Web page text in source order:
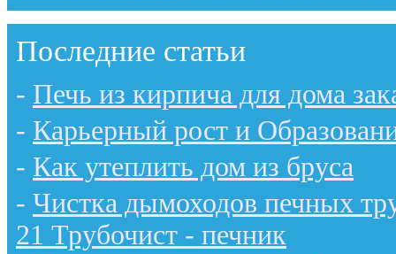
Последние статьи
- Печь из кирпича для дома
- Карьерный рост и
- Как утеплить дом из бруса
- Чистка дымоходов печных
21 Трубочист - печник